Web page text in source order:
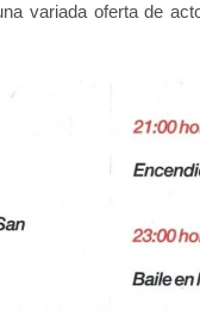
variada oferta de